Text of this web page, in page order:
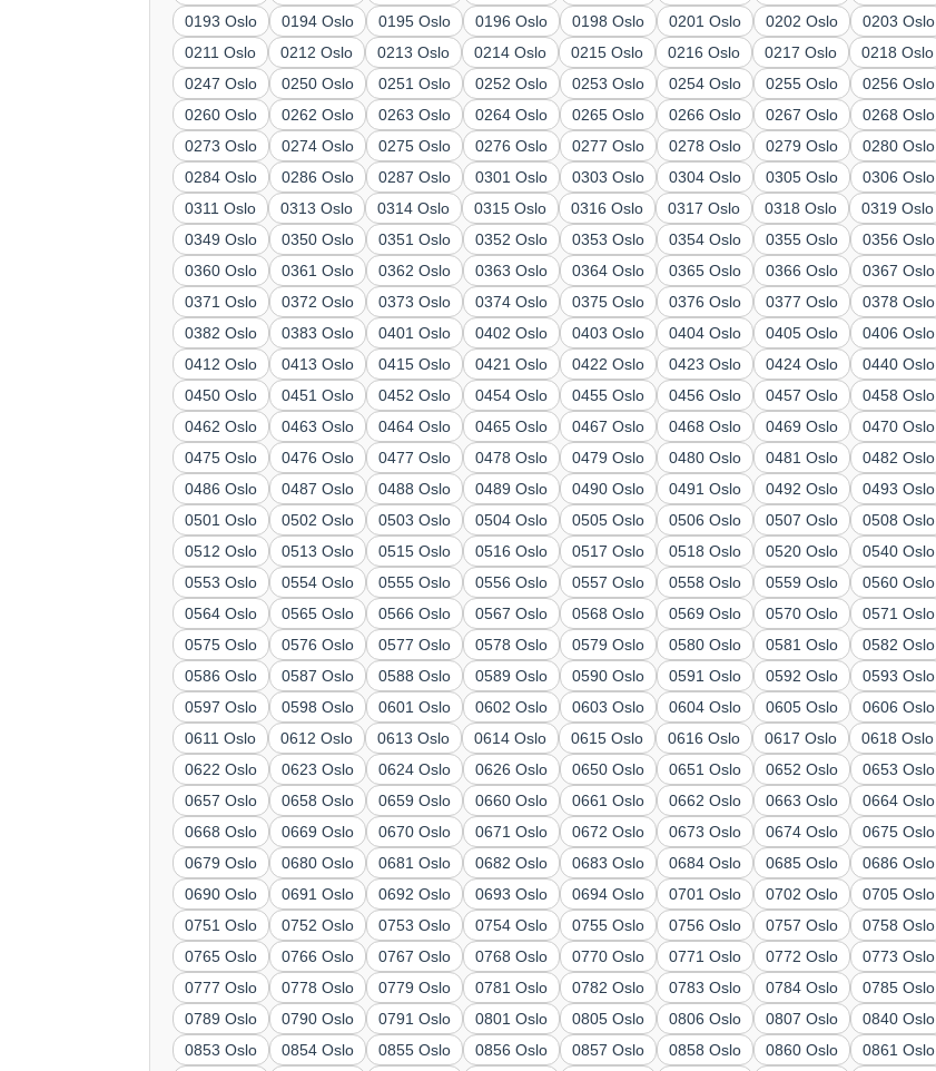
0193 Oslo
0194 Oslo 0195 Oslo 0196 Oslo 0198 Oslo 0201 Oslo 0202 Oslo 0203 Oslo
0211 Oslo
0212 Oslo 0213 Oslo 0214 Oslo 0215 Oslo 0216 Oslo 0217 Oslo 0218 Oslo
0247 Oslo
0250 Oslo 0251 Oslo 0252 Oslo 0253 Oslo 0254 Oslo 0255 Oslo 0256 Oslo
0260 Oslo
0262 Oslo 0263 Oslo 0264 Oslo 0265 Oslo 0266 Oslo 0267 Oslo 0268 Oslo
0273 Oslo
0274 Oslo 0275 Oslo 0276 Oslo 0277 Oslo 0278 Oslo 0279 Oslo 0280 Oslo
0284 Oslo
0286 Oslo 0287 Oslo 0301 Oslo 0303 Oslo 0304 Oslo 0305 Oslo 0306 Oslo
0311 Oslo
0313 Oslo 0314 Oslo 0315 Oslo 0316 Oslo 0317 Oslo 0318 Oslo 0319 Oslo
0349 Oslo
0350 Oslo 0351 Oslo 0352 Oslo 0353 Oslo 0354 Oslo 0355 Oslo 0356 Oslo
0360 Oslo
0361 Oslo 0362 Oslo 0363 Oslo 0364 Oslo 0365 Oslo 0366 Oslo 0367 Oslo
0371 Oslo
0372 Oslo 0373 Oslo 0374 Oslo 0375 Oslo 0376 Oslo 0377 Oslo 0378 Oslo
0382 Oslo
0383 Oslo 0401 Oslo 0402 Oslo 0403 Oslo 0404 Oslo 0405 Oslo 0406 Oslo
0412 Oslo
0413 Oslo 0415 Oslo 0421 Oslo 0422 Oslo 0423 Oslo 0424 Oslo 0440 Oslo
0450 Oslo
0451 Oslo 0452 Oslo 0454 Oslo 0455 Oslo 0456 Oslo 0457 Oslo 0458 Oslo
0462 Oslo
0463 Oslo 0464 Oslo 0465 Oslo 0467 Oslo 0468 Oslo 0469 Oslo 0470 Oslo
0475 Oslo
0476 Oslo 0477 Oslo 0478 Oslo 0479 Oslo 0480 Oslo 0481 Oslo 0482 Oslo
0486 Oslo
0487 Oslo 0488 Oslo 0489 Oslo 0490 Oslo 0491 Oslo 0492 Oslo 0493 Oslo
0501 Oslo
0502 Oslo 0503 Oslo 0504 Oslo 0505 Oslo 0506 Oslo 0507 Oslo 0508 Oslo
0512 Oslo
0513 Oslo 0515 Oslo 0516 Oslo 0517 Oslo 0518 Oslo 0520 Oslo 0540 Oslo
0553 Oslo
0554 Oslo 0555 Oslo 0556 Oslo 0557 Oslo 0558 Oslo 0559 Oslo 0560 Oslo
0564 Oslo
0565 Oslo 0566 Oslo 0567 Oslo 0568 Oslo 0569 Oslo 0570 Oslo 0571 Oslo
0575 Oslo
0576 Oslo 0577 Oslo 0578 Oslo 0579 Oslo 0580 Oslo 0581 Oslo 0582 Oslo
0586 Oslo
0587 Oslo 0588 Oslo 0589 Oslo 0590 Oslo 0591 Oslo 0592 Oslo 0593 Oslo
0597 Oslo
0598 Oslo 0601 Oslo 0602 Oslo 0603 Oslo 0604 Oslo 0605 Oslo 0606 Oslo
0611 Oslo
0612 Oslo 0613 Oslo 0614 Oslo 0615 Oslo 0616 Oslo 0617 Oslo 0618 Oslo
0622 Oslo
0623 Oslo 0624 Oslo 0626 Oslo 0650 Oslo 0651 Oslo 0652 Oslo 0653 Oslo
0657 Oslo
0658 Oslo 0659 Oslo 0660 Oslo 0661 Oslo 0662 Oslo 0663 Oslo 0664 Oslo
0668 Oslo
0669 Oslo 0670 Oslo 0671 Oslo 0672 Oslo 0673 Oslo 0674 Oslo 0675 Oslo
0679 Oslo
0680 Oslo 0681 Oslo 0682 Oslo 0683 Oslo 0684 Oslo 0685 Oslo 0686 Oslo
0690 Oslo
0691 Oslo 0692 Oslo 0693 Oslo 0694 Oslo 0701 Oslo 0702 Oslo 0705 Oslo
0751 Oslo
0752 Oslo 0753 Oslo 0754 Oslo 0755 Oslo 0756 Oslo 0757 Oslo 0758 Oslo
0765 Oslo
0766 Oslo 0767 Oslo 0768 Oslo 0770 Oslo 0771 Oslo 0772 Oslo 0773 Oslo
0777 Oslo
0778 Oslo 0779 Oslo 0781 Oslo 0782 Oslo 0783 Oslo 0784 Oslo 0785 Oslo
0789 Oslo
0790 Oslo 0791 Oslo 0801 Oslo 0805 Oslo 0806 Oslo 0807 Oslo 0840 Oslo
0853 Oslo
0854 Oslo 0855 Oslo 0856 Oslo 0857 Oslo 0858 Oslo 0860 Oslo 0861 Oslo